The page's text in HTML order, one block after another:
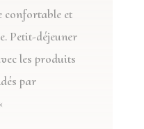
confortable et
Petit-déjeuner
les produits
par